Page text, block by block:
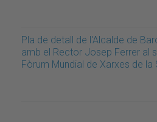
Pla de detall de l'Alcalde de
amb el Rector Josep Ferrer al
Fòrum Mundial de Xarxes de la